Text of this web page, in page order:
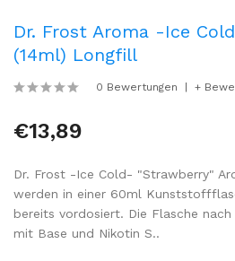
Dr. Frost Aroma -Ice
(14ml) Longfill
0 Bewertungen +
€13,89
Dr. Frost -Ice Cold- "Strawberry"
werden in einer 60ml
bereits vordosiert. Die Flasche
mit Base und Nikotin S..